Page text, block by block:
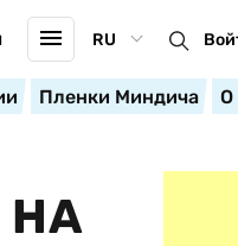
RU
Пленки Миндича О
НА